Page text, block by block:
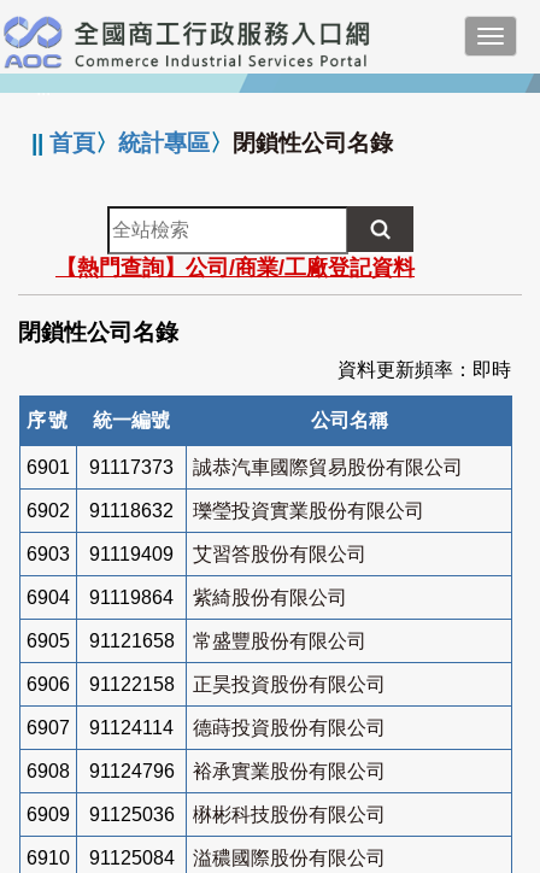
跳
到
主
要
:::
||首頁〉統計專區〉 閉鎖性公司名錄
全
站
檢
索
【熱門查詢】公司/商業/工廠登記資料
閉鎖性公司名錄
資料更新頻率：即時
序號 統一編號 公司名稱
6901 91117373 誠恭汽車國際貿易股份有限公司
6902 91118632 瓅瑩投資實業股份有限公司
6903 91119409 艾習答股份有限公司
6904 91119864 紫綺股份有限公司
6905 91121658 常盛豐股份有限公司
6906 91122158 正昊投資股份有限公司
6907 91124114 德蒔投資股份有限公司
6908 91124796 裕承實業股份有限公司
6909 91125036 楙彬科技股份有限公司
6910 91125084 溢穠國際股份有限公司